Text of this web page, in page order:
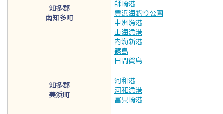
知多郡
南知多町
師崎港
豊浜海釣り公園
中洲漁港
山海漁港
内海新港
篠島
日間賀島
知多郡
美浜町
河和港
河和漁港
冨具崎港